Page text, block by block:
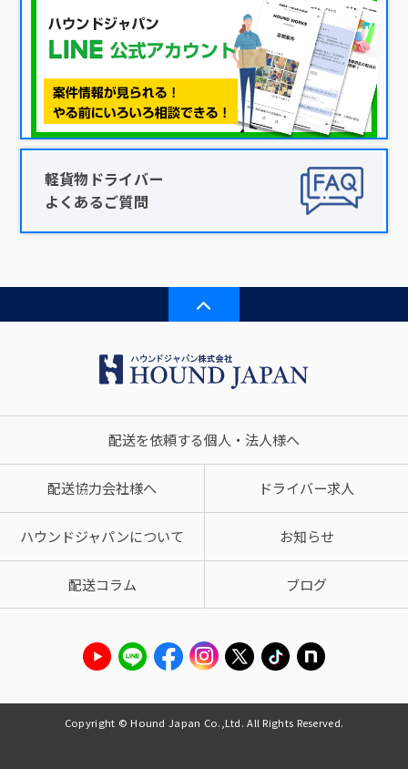
軽貨物ドライバー
よくあるご質問
配送を依頼する個人・法人様へ
配送協力会社様へ ドライバー求人
ハウンドジャパンについて お知らせ
配送コラム ブログ
Copyright © Hound Japan Co.,Ltd. All Rights Reserved.